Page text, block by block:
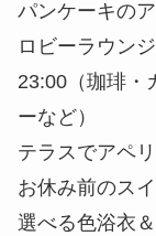
パンケーキの
ロビーラウン
23:00（珈琲・
ーなど）
テラスでアペ
お休み前のス
選べる色浴衣